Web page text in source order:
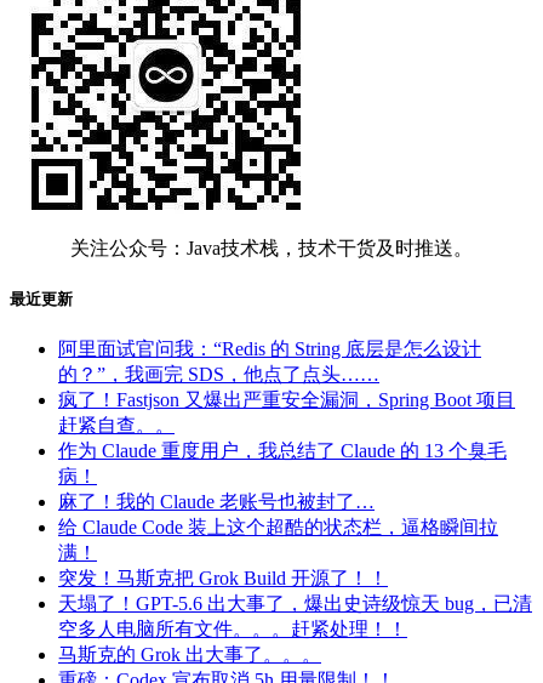
关注公众号：Java技术栈，技术干货及时推送。
最近更新
阿里面试官问我：“Redis 的 String 底层是怎么设计
的？”，我画完 SDS，他点了点头……
疯了！Fastjson 又爆出严重安全漏洞，Spring Boot 项目
赶紧自查。。
作为 Claude 重度用户，我总结了 Claude 的 13 个臭毛
病！
麻了！我的 Claude 老账号也被封了…
给 Claude Code 装上这个超酷的状态栏，逼格瞬间拉
满！
突发！马斯克把 Grok Build 开源了！！
天塌了！GPT-5.6 出大事了，爆出史诗级惊天 bug，已清
空多人电脑所有文件。。。赶紧处理！！
马斯克的 Grok 出大事了。。。